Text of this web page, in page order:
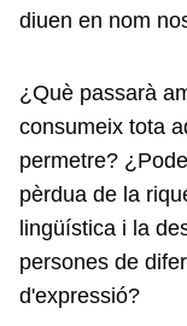
diuen en nom
¿Què passarà
consumeix tota
permetre?
pèrdua de la
lingüística i la
persones de
d'expressió?